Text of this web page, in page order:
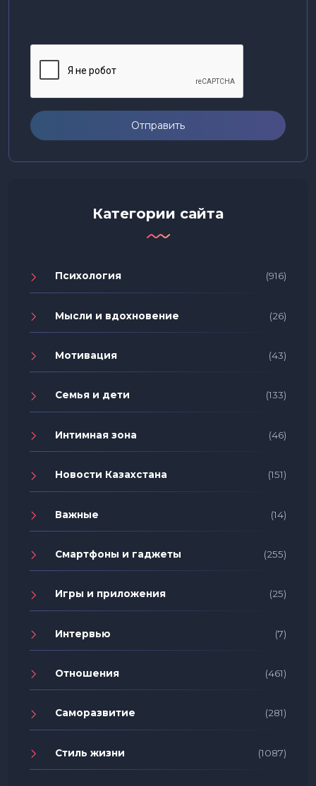
Отправить
Категории сайта
Психология (916)
Мысли и вдохновение (26)
Мотивация (43)
Семья и дети (133)
Интимная зона (46)
Новости Казахстана (151)
Важные (14)
Смартфоны и гаджеты (255)
Игры и приложения (25)
Интервью (7)
Отношения (461)
Саморазвитие (281)
Стиль жизни (1087)